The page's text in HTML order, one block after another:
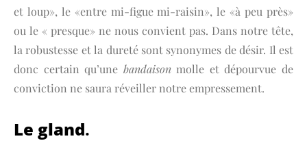
et loup», le «entre mi-figue mi-raisin», le «à peu près»
ou le « presque» ne nous convient pas. Dans notre tête,
la robustesse et la dureté sont synonymes de désir. Il est
donc certain qu’une bandaisonmolle et dépourvue de
conviction ne saura réveiller notre empressement.
Le gland.